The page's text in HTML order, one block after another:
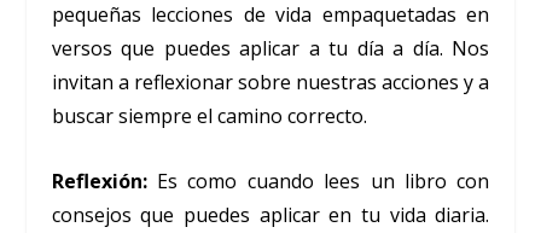
pequeñas lecciones de vida empaquetadas en
versos que puedes aplicar a tu día a día. Nos
invitan a reflexionar sobre nuestras acciones y a
buscar siempre el camino correcto.
Reflexión:Es como cuando lees un libro con
consejos que puedes aplicar en tu vida diaria.